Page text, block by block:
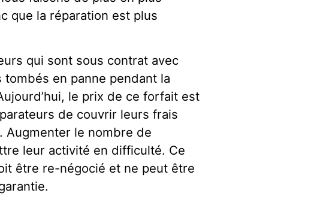
que la réparation est plus
qui sont sous contrat avec
en panne pendant la
le prix de ce forfait est
de couvrir leurs frais
Augmenter le nombre de
leur activité en difficulté. Ce
être re-négocié et ne peut être